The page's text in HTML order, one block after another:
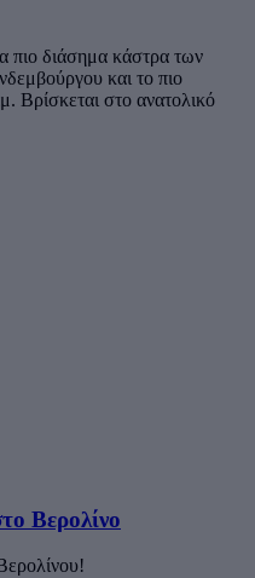
πιο διάσημα κάστρα των
και το πιο
Βρίσκεται στο ανατολικό
Βερολίνο